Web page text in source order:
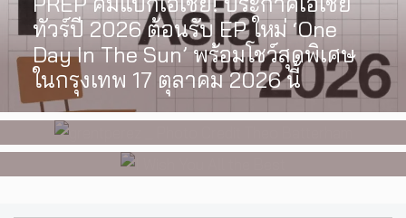
ทัวร์ปี 2026 ต้อนรับ EP ใหม่ ‘One
Day In The Sun’ พร้อมโชว์สุดพิเศษ
ในกรุงเทพ 17 ตุลาคม 2026 นี้
[Exclusive Interview] grentperez
จากเด็กอายุ 12 ปีที่ร้องเพลงในห้อง
นอน สู่การแสดงคอนเสิร์ตต่อหน้าคน
นับหมื่น
INTERVIEW,MUSIC
I Wish You All the Best เรื่องราวของ
วัยรุ่นนอนไบนารี่ กับครอบครัวที่เขา
เลือกได้เอง ผลงานการกำกับ
ภาพยนตร์เรื่องแรกของ Tommy
Dorfman
WATCH,LGBTQIAN+